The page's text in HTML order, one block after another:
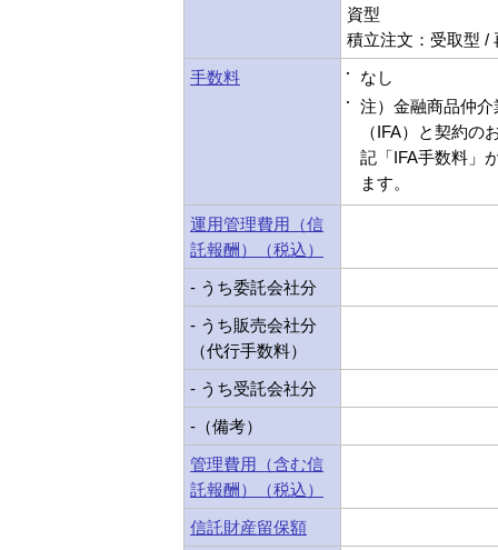
資型
積立注文：受取型 /
手数料
なし
注）金融商品仲介
（IFA）と契約の
記「IFA手数料」
ます。
運用管理費用（信
託報酬）（税込）
- うち委託会社分
- うち販売会社分
（代行手数料）
- うち受託会社分
-（備考）
管理費用（含む信
託報酬）（税込）
信託財産留保額